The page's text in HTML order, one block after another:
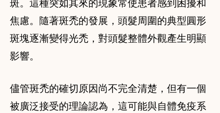
焦慮。隨著斑禿的發展，頭髮周圍的典型圓形
斑塊逐漸變得光禿，對頭髮整體外觀產生明顯
影響。
儘管斑禿的確切原因尚不完全清楚，但有一個
被廣泛接受的理論認為，這可能與自體免疫系